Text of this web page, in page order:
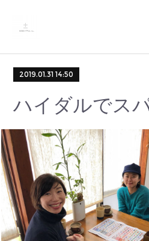
2019.01.31 14:50
ハイダルでス